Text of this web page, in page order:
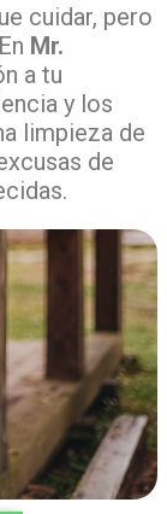
cuidar, pero
Mr.
a tu
y los
limpieza de
de